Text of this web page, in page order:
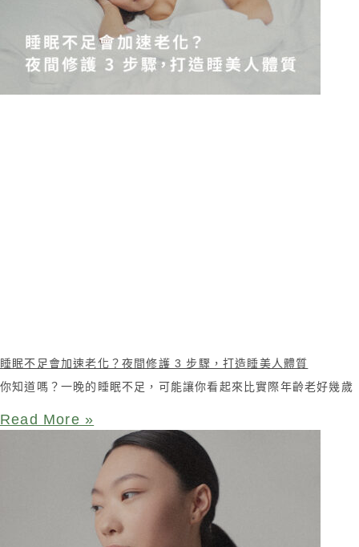
睡眠不足會加速老化？夜間修護 3 步驟，打造睡美人體質
你知道嗎？一晚的睡眠不足，可能讓你看起來比實際年齡老好幾歲
Read More »